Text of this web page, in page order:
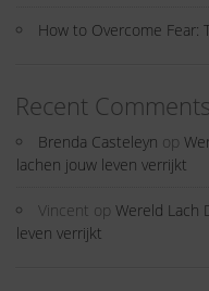
How to Overcome Fear:
Recent Comments
Brenda Casteleyn op
lachen jouw leven verrijkt
Vincent op Wereld Lach
leven verrijkt